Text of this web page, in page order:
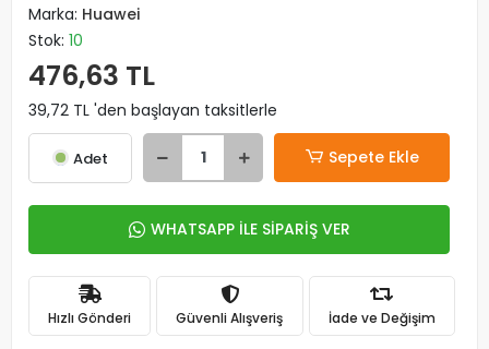
Marka: Huawei
Stok: 10
476,63 TL
39,72 TL 'den başlayan taksitlerle
Adet Sepete Ekle
WHATSAPP İLE SİPARİŞ VER
Hızlı Gönderi Güvenli Alışveriş İade ve Değişim